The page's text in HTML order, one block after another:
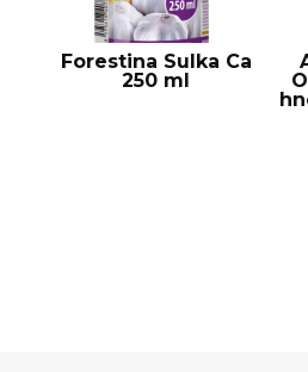
Forestina Sulka Ca
250 ml